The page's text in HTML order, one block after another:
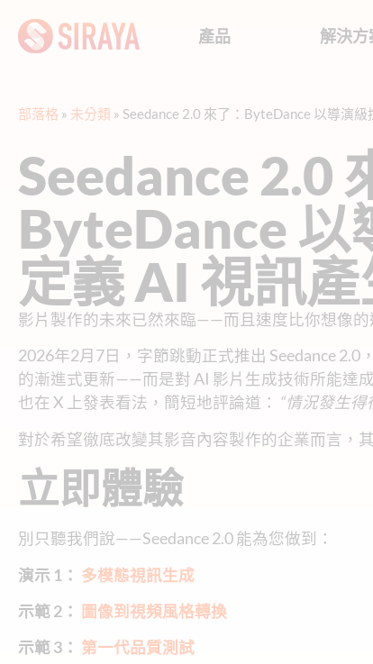
產品 解決方
部落格 » 未分類 » Seedance 2.0 來了：ByteDance 以導演
Seedance 2.0
ByteDance 以
定義 AI 視訊
影片製作的未來已然來臨——而且速度比你想像的
2026年2月7日，字節跳動正式推出 Seedance
的漸進式更新——而是對 AI 影片生成技術所能達
也在 X 上發表看法，簡短地評論道： “情況發生得
對於希望徹底改變其影音內容製作的企業而言，
立即體驗
別只聽我們說——Seedance 2.0 能為您做到：
演示 1： 多模態視訊生成
示範 2：
圖像到視頻風格轉換
示範 3： 第一代品質測試